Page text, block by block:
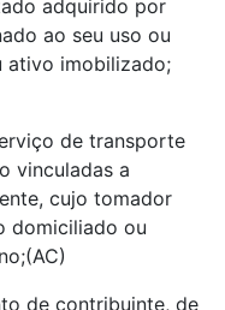
adquirido por
ao seu uso ou
ativo imobilizado;
de transporte
vinculadas a
cujo tomador
domiciliado ou
de contribuinte, de